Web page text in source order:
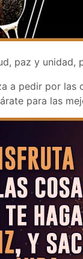
paz y unidad,
a pedir por las
para las